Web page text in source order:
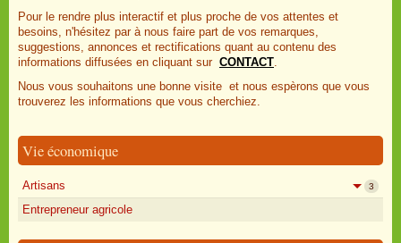
Pour le rendre plus interactif et plus proche de vos attentes et
besoins, n'hésitez par à nous faire part de vos remarques,
suggestions, annonces et rectifications quant au contenu des
informations diffusées en cliquant sur CONTACT.
Nous vous souhaitons une bonne visite et nous espèrons que vous
trouverez les informations que vous cherchiez.
Vie économique
Artisans 3
Entrepreneur agricole